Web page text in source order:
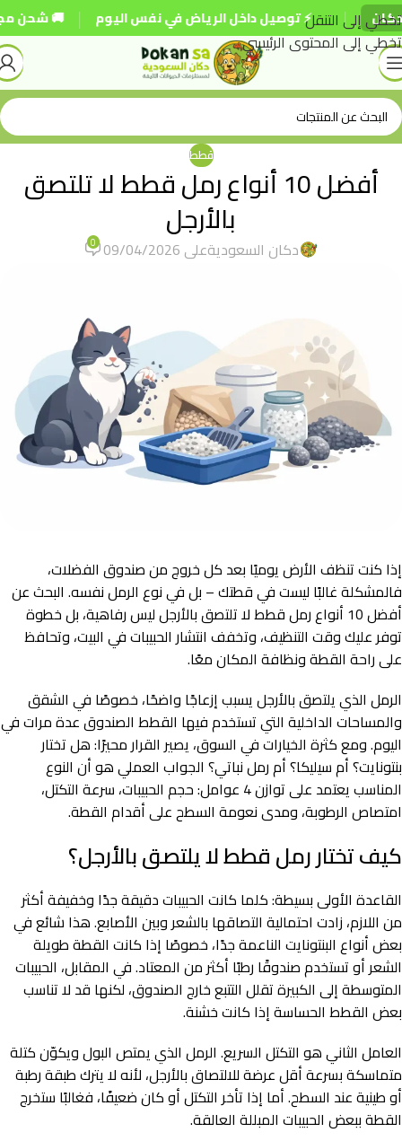
تخطي إلى التنقل
تخطي إلى المحتوى الرئيسي
⚡ توصيل داخل الرياض في نفس اليوم | 🚚 شحن مجاني |
قطط
أفضل 10 أنواع رمل قطط لا تلتصق
بالأرجل
دكان السعوديةعلى 09/04/2026 0
إذا كنت تنظف الأرض يوميًا بعد كل خروج من صندوق الفضلات،
فالمشكلة غالبًا ليست في قطتك – بل في نوع الرمل نفسه. البحث عن
أفضل 10 أنواع رمل قطط لا تلتصق بالأرجل ليس رفاهية، بل خطوة
توفر عليك وقت التنظيف، وتخفف انتشار الحبيبات في البيت، وتحافظ
على راحة القطة ونظافة المكان معًا.
الرمل الذي يلتصق بالأرجل يسبب إزعاجًا واضحًا، خصوصًا في الشقق
والمساحات الداخلية التي تستخدم فيها القطط الصندوق عدة مرات في
اليوم. ومع كثرة الخيارات في السوق، يصير القرار محيرًا: هل تختار
بنتونايت؟ أم سيليكا؟ أم رمل نباتي؟ الجواب العملي هو أن النوع
المناسب يعتمد على توازن 4 عوامل: حجم الحبيبات، سرعة التكتل،
امتصاص الرطوبة، ومدى نعومة السطح على أقدام القطة.
كيف تختار رمل قطط لا يلتصق بالأرجل؟
القاعدة الأولى بسيطة: كلما كانت الحبيبات دقيقة جدًا وخفيفة أكثر
من اللازم، زادت احتمالية التصاقها بالشعر وبين الأصابع. هذا شائع في
بعض أنواع البنتونايت الناعمة جدًا، خصوصًا إذا كانت القطة طويلة
الشعر أو تستخدم صندوقًا رطبًا أكثر من المعتاد. في المقابل، الحبيبات
المتوسطة إلى الكبيرة تقلل التتبع خارج الصندوق، لكنها قد لا تناسب
بعض القطط الحساسة إذا كانت خشنة.
العامل الثاني هو التكتل السريع. الرمل الذي يمتص البول ويكوّن كتلة
متماسكة بسرعة أقل عرضة للالتصاق بالأرجل، لأنه لا يترك طبقة رطبة
أو طينية عند السطح. أما إذا تأخر التكتل أو كان ضعيفًا، فغالبًا ستخرج
القطة ببعض الحبيبات المبللة العالقة.